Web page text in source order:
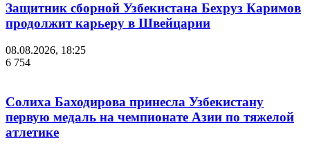
Защитник сборной Узбекистана Бехруз Каримов
продолжит карьеру в Швейцарии
08.08.2026, 18:25
6 754
Солиха Баходирова принесла Узбекистану
первую медаль на чемпионате Азии по тяжелой
атлетике